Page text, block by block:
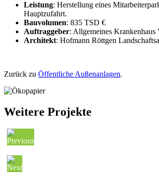
Leistung: Herstellung eines
Hauptzufahrt.
Bauvolumen: 835 TSD €
Auftraggeber: Allgemeines Krankenhaus
Architekt: Hofmann Röttgen
Zurück zu Öffentliche Außenanlagen.
Weitere Projekte